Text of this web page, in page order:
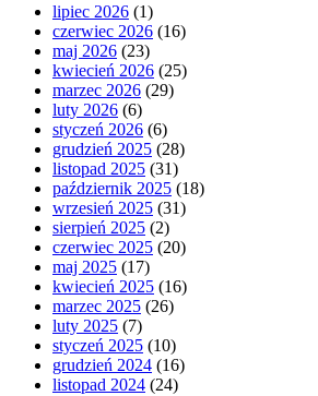
lipiec 2026 (1)
czerwiec 2026 (16)
maj 2026 (23)
kwiecień 2026 (25)
marzec 2026 (29)
luty 2026 (6)
styczeń 2026 (6)
grudzień 2025 (28)
listopad 2025 (31)
październik 2025 (18)
wrzesień 2025 (31)
sierpień 2025 (2)
czerwiec 2025 (20)
maj 2025 (17)
kwiecień 2025 (16)
marzec 2025 (26)
luty 2025 (7)
styczeń 2025 (10)
grudzień 2024 (16)
listopad 2024 (24)